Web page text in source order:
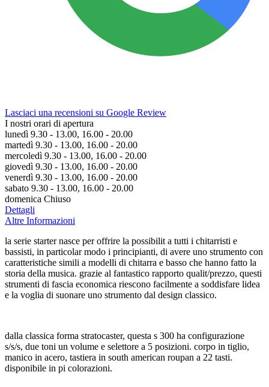
Lasciaci una recensioni su Google Review
I nostri orari di apertura
lunedì 9.30 - 13.00, 16.00 - 20.00
martedì 9.30 - 13.00, 16.00 - 20.00
mercoledì 9.30 - 13.00, 16.00 - 20.00
giovedì 9.30 - 13.00, 16.00 - 20.00
venerdì 9.30 - 13.00, 16.00 - 20.00
sabato 9.30 - 13.00, 16.00 - 20.00
domenica Chiuso
Dettagli
Altre Informazioni
la serie starter nasce per offrire la possibilit a tutti i chitarristi e
bassisti, in particolar modo i principianti, di avere uno strumento con
caratteristiche simili a modelli di chitarra e basso che hanno fatto la
storia della musica. grazie al fantastico rapporto qualit/prezzo, questi
strumenti di fascia economica riescono facilmente a soddisfare lidea
e la voglia di suonare uno strumento dal design classico.
dalla classica forma stratocaster, questa s 300 ha configurazione
s/s/s, due toni un volume e selettore a 5 posizioni. corpo in tiglio,
manico in acero, tastiera in south american roupan a 22 tasti.
disponibile in pi colorazioni.